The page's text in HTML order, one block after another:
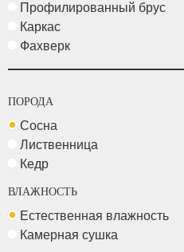
Профилированный брус
Каркас
Фахверк
ПОРОДА
Сосна
Лиственница
Кедр
ВЛАЖНОСТЬ
Естественная влажность
Камерная сушка